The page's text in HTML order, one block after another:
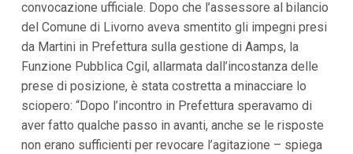
convocazione ufficiale. Dopo che l’assessore al bilancio
del Comune di Livorno aveva smentito gli impegni presi
da Martini in Prefettura sulla gestione di Aamps, la
Funzione Pubblica Cgil, allarmata dall’incostanza delle
prese di posizione, è stata costretta a minacciare lo
sciopero: “Dopo l’incontro in Prefettura speravamo di
aver fatto qualche passo in avanti, anche se le risposte
non erano sufficienti per revocare l’agitazione – spiega